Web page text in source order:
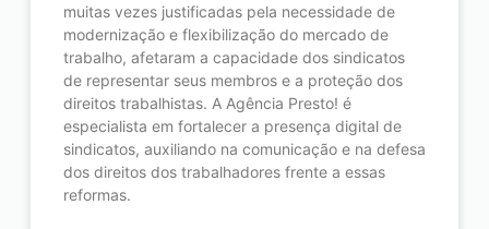
muitas vezes justificadas pela necessidade de
modernização e flexibilização do mercado de
trabalho, afetaram a capacidade dos sindicatos
de representar seus membros e a proteção dos
direitos trabalhistas. A Agência Presto! é
especialista em fortalecer a presença digital de
sindicatos, auxiliando na comunicação e na defesa
dos direitos dos trabalhadores frente a essas
reformas.